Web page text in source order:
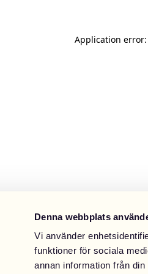
Denna webbplats
Vi använder
funktioner för sociala
annan information från
Application